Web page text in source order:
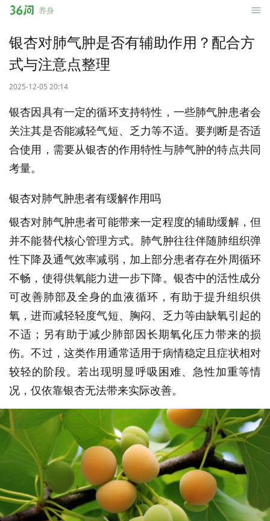
36
养身
银杏对肺气肿是否有辅助作用？配合方
式与注意点整理
2025-12-05 20:14
银杏因具有一定的循环支持特性，一些肺气肿患者会
关注其是否能减轻气短、乏力等不适。要判断是否适
合使用，需要从银杏的作用特性与肺气肿的特点共同
考量。
银杏对肺气肿患者有缓解作用吗
银杏对肺气肿患者可能带来一定程度的辅助缓解，但
并不能替代核心管理方式。肺气肿往往伴随肺组织弹
性下降及通气效率减弱，加上部分患者存在外周循环
不畅，使得供氧能力进一步下降。银杏中的活性成分
可改善肺部及全身的血液循环，有助于提升组织供
氧，进而减轻轻度气短、胸闷、乏力等由缺氧引起的
不适；另有助于减少肺部因长期氧化压力带来的损
伤。不过，这类作用通常适用于病情稳定且症状相对
较轻的阶段。若出现明显呼吸困难、急性加重等情
况，仅依靠银杏无法带来实际改善。